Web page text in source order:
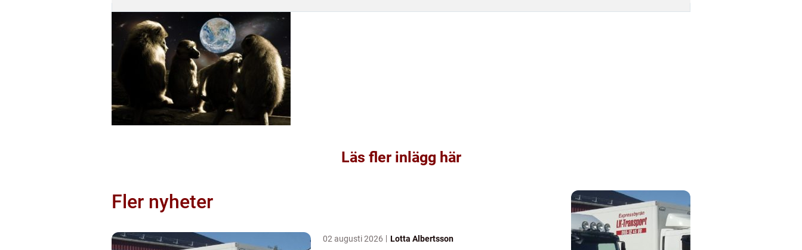
Läs fler inlägg här
Fler nyheter
02 augusti 2026 Lotta Albertsson